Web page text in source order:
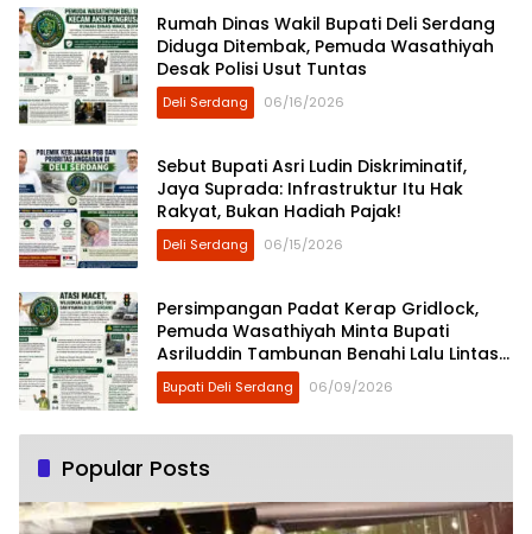
Rumah Dinas Wakil Bupati Deli Serdang
Diduga Ditembak, Pemuda Wasathiyah
Desak Polisi Usut Tuntas
Deli Serdang 06/16/2026
Sebut Bupati Asri Ludin Diskriminatif,
Jaya Suprada: Infrastruktur Itu Hak
Rakyat, Bukan Hadiah Pajak!
Deli Serdang 06/15/2026
Persimpangan Padat Kerap Gridlock,
Pemuda Wasathiyah Minta Bupati
Asriluddin Tambunan Benahi Lalu Lintas
Deli Serdang
Bupati Deli Serdang 06/09/2026
Popular Posts